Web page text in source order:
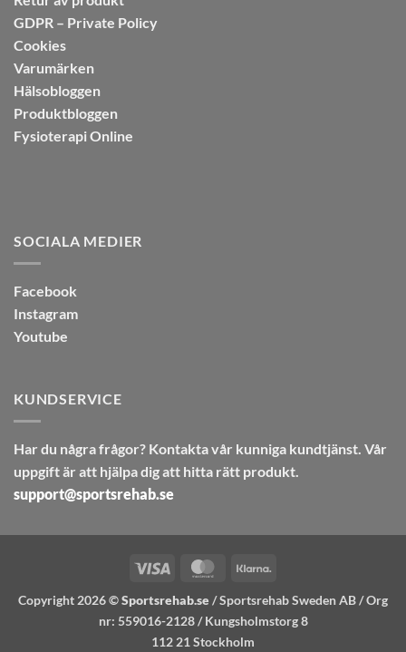
GDPR – Private Policy
Cookies
Varumärken
Hälsobloggen
Produktbloggen
Fysioterapi Online
SOCIALA MEDIER
Facebook
Instagram
Youtube
KUNDSERVICE
Har du några frågor? Kontakta vår kunniga kundtjänst. Vår
uppgift är att hjälpa dig att hitta rätt produkt.
support@sportsrehab.se
Visa MasterCard
Copyright 2026 ©Sportsrehab.se / Sportsrehab Sweden AB / Org
nr: 559016-2128 / Kungsholmstorg 8
112 21 Stockholm